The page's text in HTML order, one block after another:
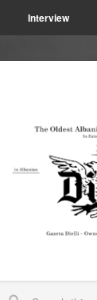
Interview